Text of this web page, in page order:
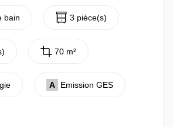
bain 3 pièce(s)
70 m²
A Emission GES